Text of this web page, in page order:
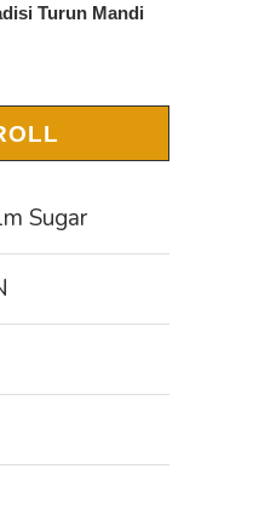
Turun Mandi
Sugar